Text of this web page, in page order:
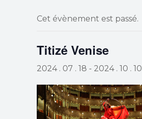
Cet évènement est passé.
Titizé Venise
2024 . 07 . 18 - 2024 . 10 . 10